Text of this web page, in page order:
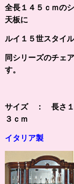
全長１４５ｃｍの
天板に
ルイ１５世スタイ
同シリーズのチェ
す。
サイズ ： 長さ
３ｃｍ
イタリア製